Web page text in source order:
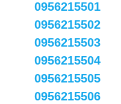
0956215501
0956215502
0956215503
0956215504
0956215505
0956215506